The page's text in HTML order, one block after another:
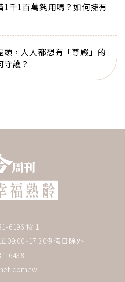
千1百萬夠用嗎？如何擁有
，人人都想有「尊嚴」的
護？
6196 按 1
09:00~17:30例假日除外
6438